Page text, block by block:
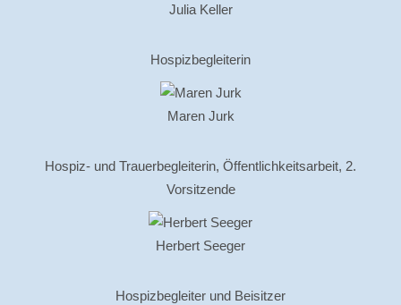
Julia Keller
Hospizbegleiterin
Maren Jurk
Hospiz- und Trauerbegleiterin, Öffentlichkeitsarbeit, 2.
Vorsitzende
Herbert Seeger
Hospizbegleiter und Beisitzer